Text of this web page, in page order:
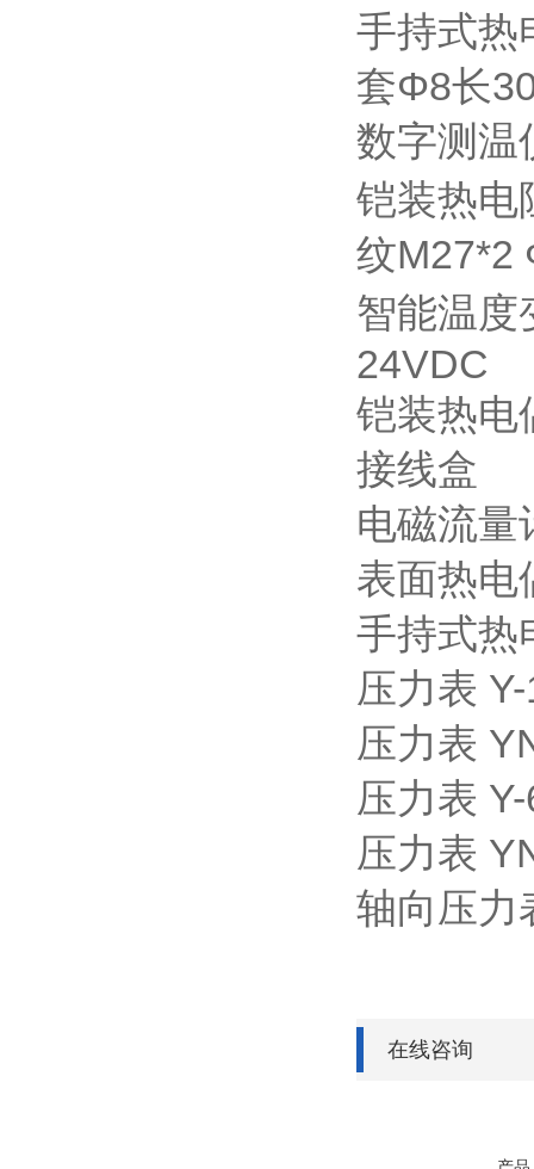
手持式热
套Φ8长
数字测温
铠装热电
纹M27*2
智能温度
24VDC
铠装热电
接线盒
电磁流量
表面热电
手持式热
压力表
压力表
压力表
压力表
轴向压力
在线咨询